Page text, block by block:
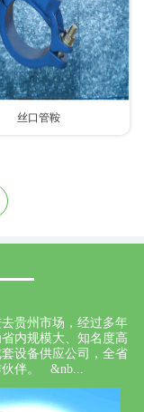
丝口管鞍
贵州市场，经过多年
内规模大、知名度高
设备供应公司，全省
伴。 &nb...